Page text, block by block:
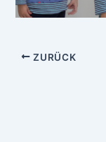
ZURÜCK